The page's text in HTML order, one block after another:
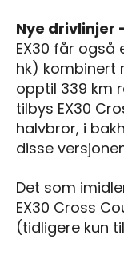
Nye drivlinjer
EX30 får også
hk) kombinert
opptil 339 km
tilbys EX30
halvbror, i
disse
Det som
EX30 Cross
(tidligere kun